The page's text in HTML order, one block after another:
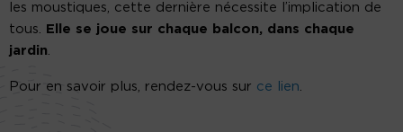
les moustiques, cette dernière nécessite l’implication de
tous. Elle se joue sur chaque balcon, dans chaque
jardin.
Pour en savoir plus, rendez-vous sur ce lien.